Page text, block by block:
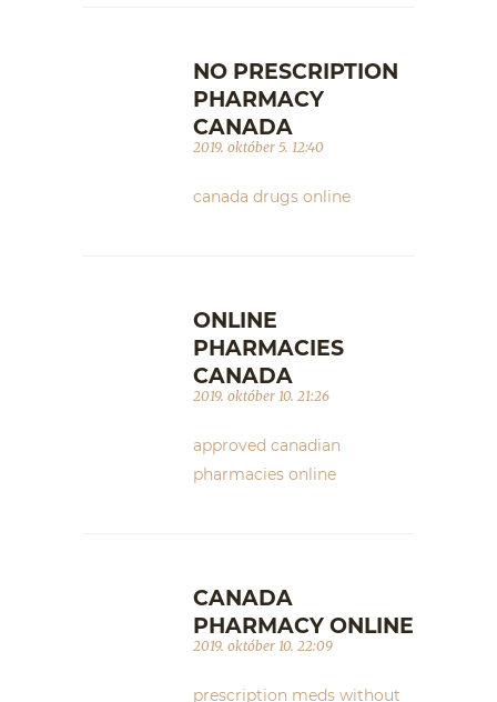
NO PRESCRIPTION
PHARMACY
CANADA
2019. október 5. 12:40
canada drugs online
ONLINE
PHARMACIES
CANADA
2019. október 10. 21:26
approved canadian
pharmacies online
CANADA
PHARMACY ONLINE
2019. október 10. 22:09
prescription meds without